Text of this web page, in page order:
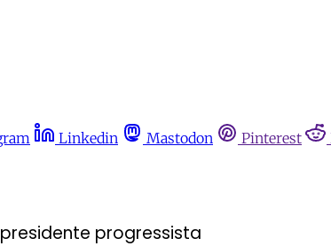
Linkedin Mastodon Pinterest
progressista